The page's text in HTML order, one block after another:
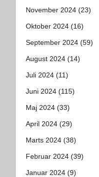
November 2024 (23)
Oktober 2024 (16)
September 2024 (59)
August 2024 (14)
Juli 2024 (11)
Juni 2024 (115)
Maj 2024 (33)
April 2024 (29)
Marts 2024 (38)
Februar 2024 (39)
Januar 2024 (9)